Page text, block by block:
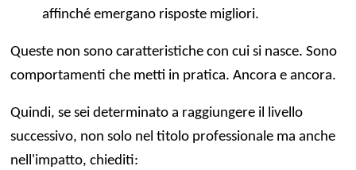
affinché emergano risposte migliori.
Queste non sono caratteristiche con cui si nasce. Sono
comportamenti che metti in pratica. Ancora e ancora.
Quindi, se sei determinato a raggiungere il livello
successivo, non solo nel titolo professionale ma anche
nell'impatto, chiediti: